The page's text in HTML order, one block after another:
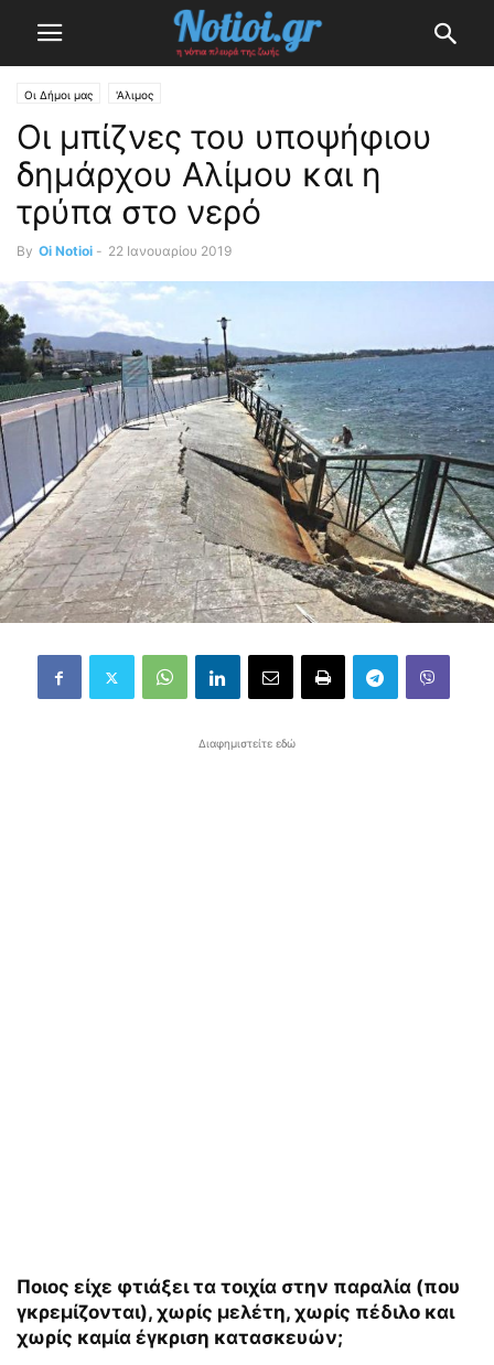
Οι Δήμοι μας 'Αλιμος
Οι μπίζνες του υποψήφιου
δημάρχου Αλίμου και η
τρύπα στο νερό
By Oi Notioi - 22 Ιανουαρίου 2019
Διαφημιστείτε εδώ
Ποιος είχε φτιάξει τα τοιχία στην παραλία (που
γκρεμίζονται), χωρίς μελέτη, χωρίς πέδιλο και
χωρίς καμία έγκριση κατασκευών;